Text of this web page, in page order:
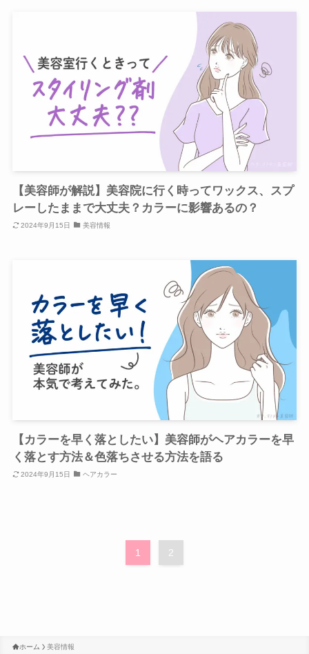
【美容師が解説】美容院に行く時ってワックス、スプ
レーしたままで大丈夫？カラーに影響あるの？
2024年9月15日 美容情報
【カラーを早く落としたい】美容師がヘアカラーを早
く落とす方法＆色落ちさせる方法を語る
2024年9月15日 ヘアカラー
1 2
ホーム 美容情報